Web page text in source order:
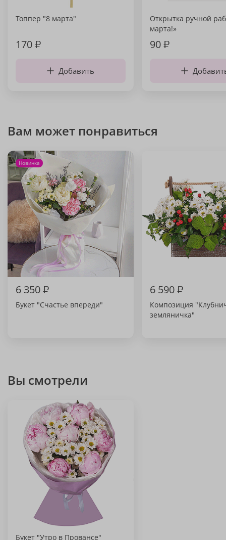
Топпер "8 марта"
170₽
Добавить
Открытка ручной
марта!»
90₽
Вам может понравиться
Новинка
6 350₽
Букет "Счастье впереди"
6 590₽
Композиция
земляничка"
Вы смотрели
Букет "Утро в Провансе"